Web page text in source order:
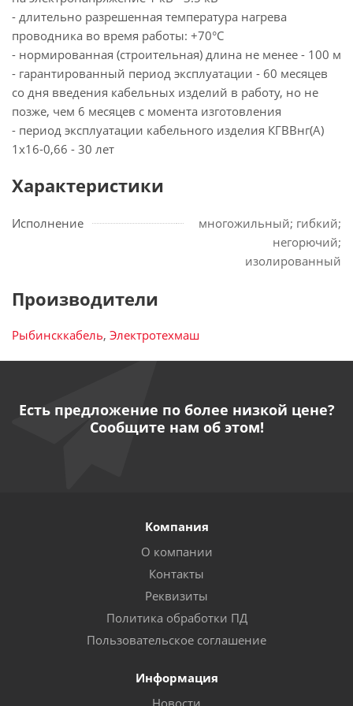
- длительно разрешенная температура нагрева
проводника во время работы: +70°С
- нормированная (строительная) длина не менее - 100 м
- гарантированный период эксплуатации - 60 месяцев
со дня введения кабельных изделий в работу, но не
позже, чем 6 месяцев с момента изготовления
- период эксплуатации кабельного изделия КГВВнг(А)
1х16-0,66 - 30 лет
Характеристики
Исполнение
многожильный; гибкий;
негорючий;
изолированный
Производители
Рыбинсккабель, Электротехмаш
Есть предложение по более низкой цене?
Сообщите нам об этом!
Компания
О компании
Контакты
Реквизиты
Политика обработки ПД
Пользовательское соглашение
Информация
Новости